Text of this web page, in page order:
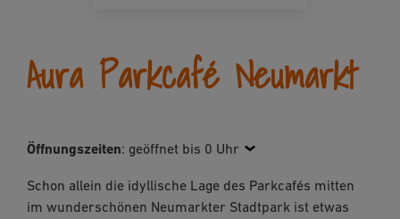
Aura Parkcafé Neumarkt
Öffnungszeiten: geöffnet bis 0 Uhr
Schon allein die idyllische Lage des Parkcafés mitten
im wunderschönen Neumarkter Stadtpark ist etwas